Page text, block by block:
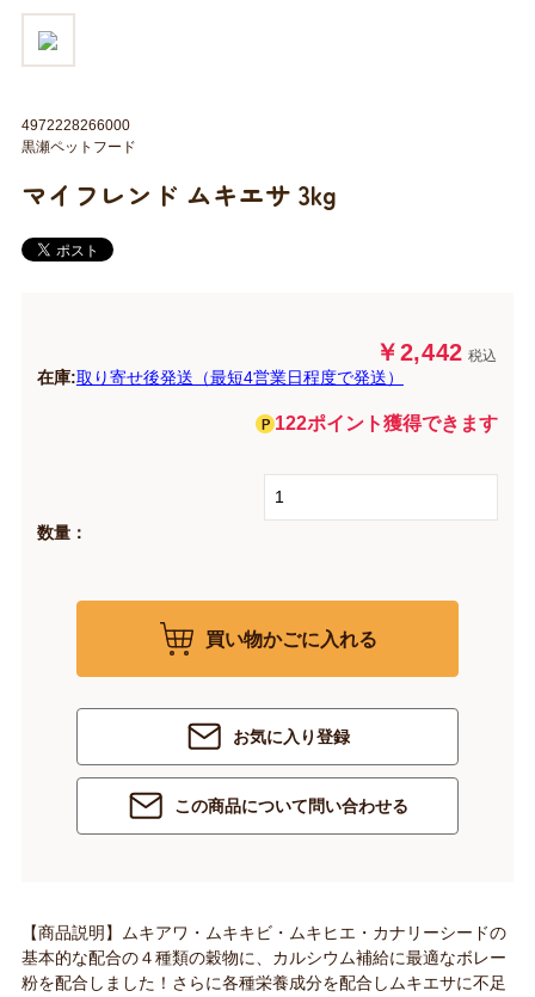
マイフレンド ムキエサ 3kg
￥2,442 税込
在庫:取り寄せ後発送（最短4営業日程度で発送）
122ポイント獲得できます
数量：
買い物かごに入れる
お気に入り登録
この商品について問い合わせる
4972228266000
黒瀬ペットフード
【商品説明】ムキアワ・ムキキビ・ムキヒエ・カナリーシードの
基本的な配合の４種類の穀物に、カルシウム補給に最適なボレー
粉を配合しました！さらに各種栄養成分を配合しムキエサに不足